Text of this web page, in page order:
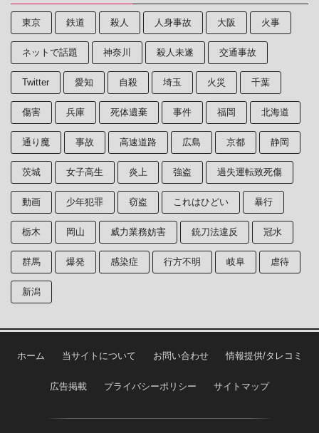
東京 鉄道 殺人 人身事故 大阪 火事
ネットで話題 神奈川 殺人未遂 交通事故
Twitter 愛知 自殺 埼玉 火災 千葉
傷害 兵庫 死体遺棄 事件 福岡 北海道
通り魔 事故 高速道路 広島 京都 静岡
茨城 女子高生 炎上 強盗 過失運転致死傷
動画 少年犯罪 窃盗 これはひどい 暴行
栃木 岡山 威力業務妨害 銃刀法違反 冠水
群馬 爆発 感染症 行方不明 岐阜 虐待
新潟
ホーム 当サイトについて お問い合わせ 情報提供/タレコミ
広告掲載 プライバシーポリシー サイトマップ